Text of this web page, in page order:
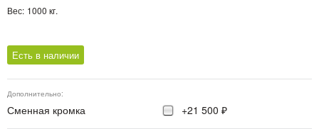
Вес: 1000 кг.
Есть в наличии
Дополнительно:
Сменная кромка +21 500 ₽